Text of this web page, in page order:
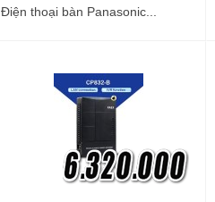
Điện thoại bàn Panasonic...